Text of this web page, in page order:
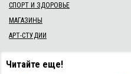
СПОРТ И ЗДОРОВЬЕ
МАГАЗИНЫ
АРТ-СТУДИИ
Читайте еще!